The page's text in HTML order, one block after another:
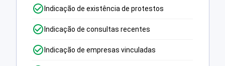
Indicação de existência de protestos
Indicação de consultas recentes
Indicação de empresas vinculadas